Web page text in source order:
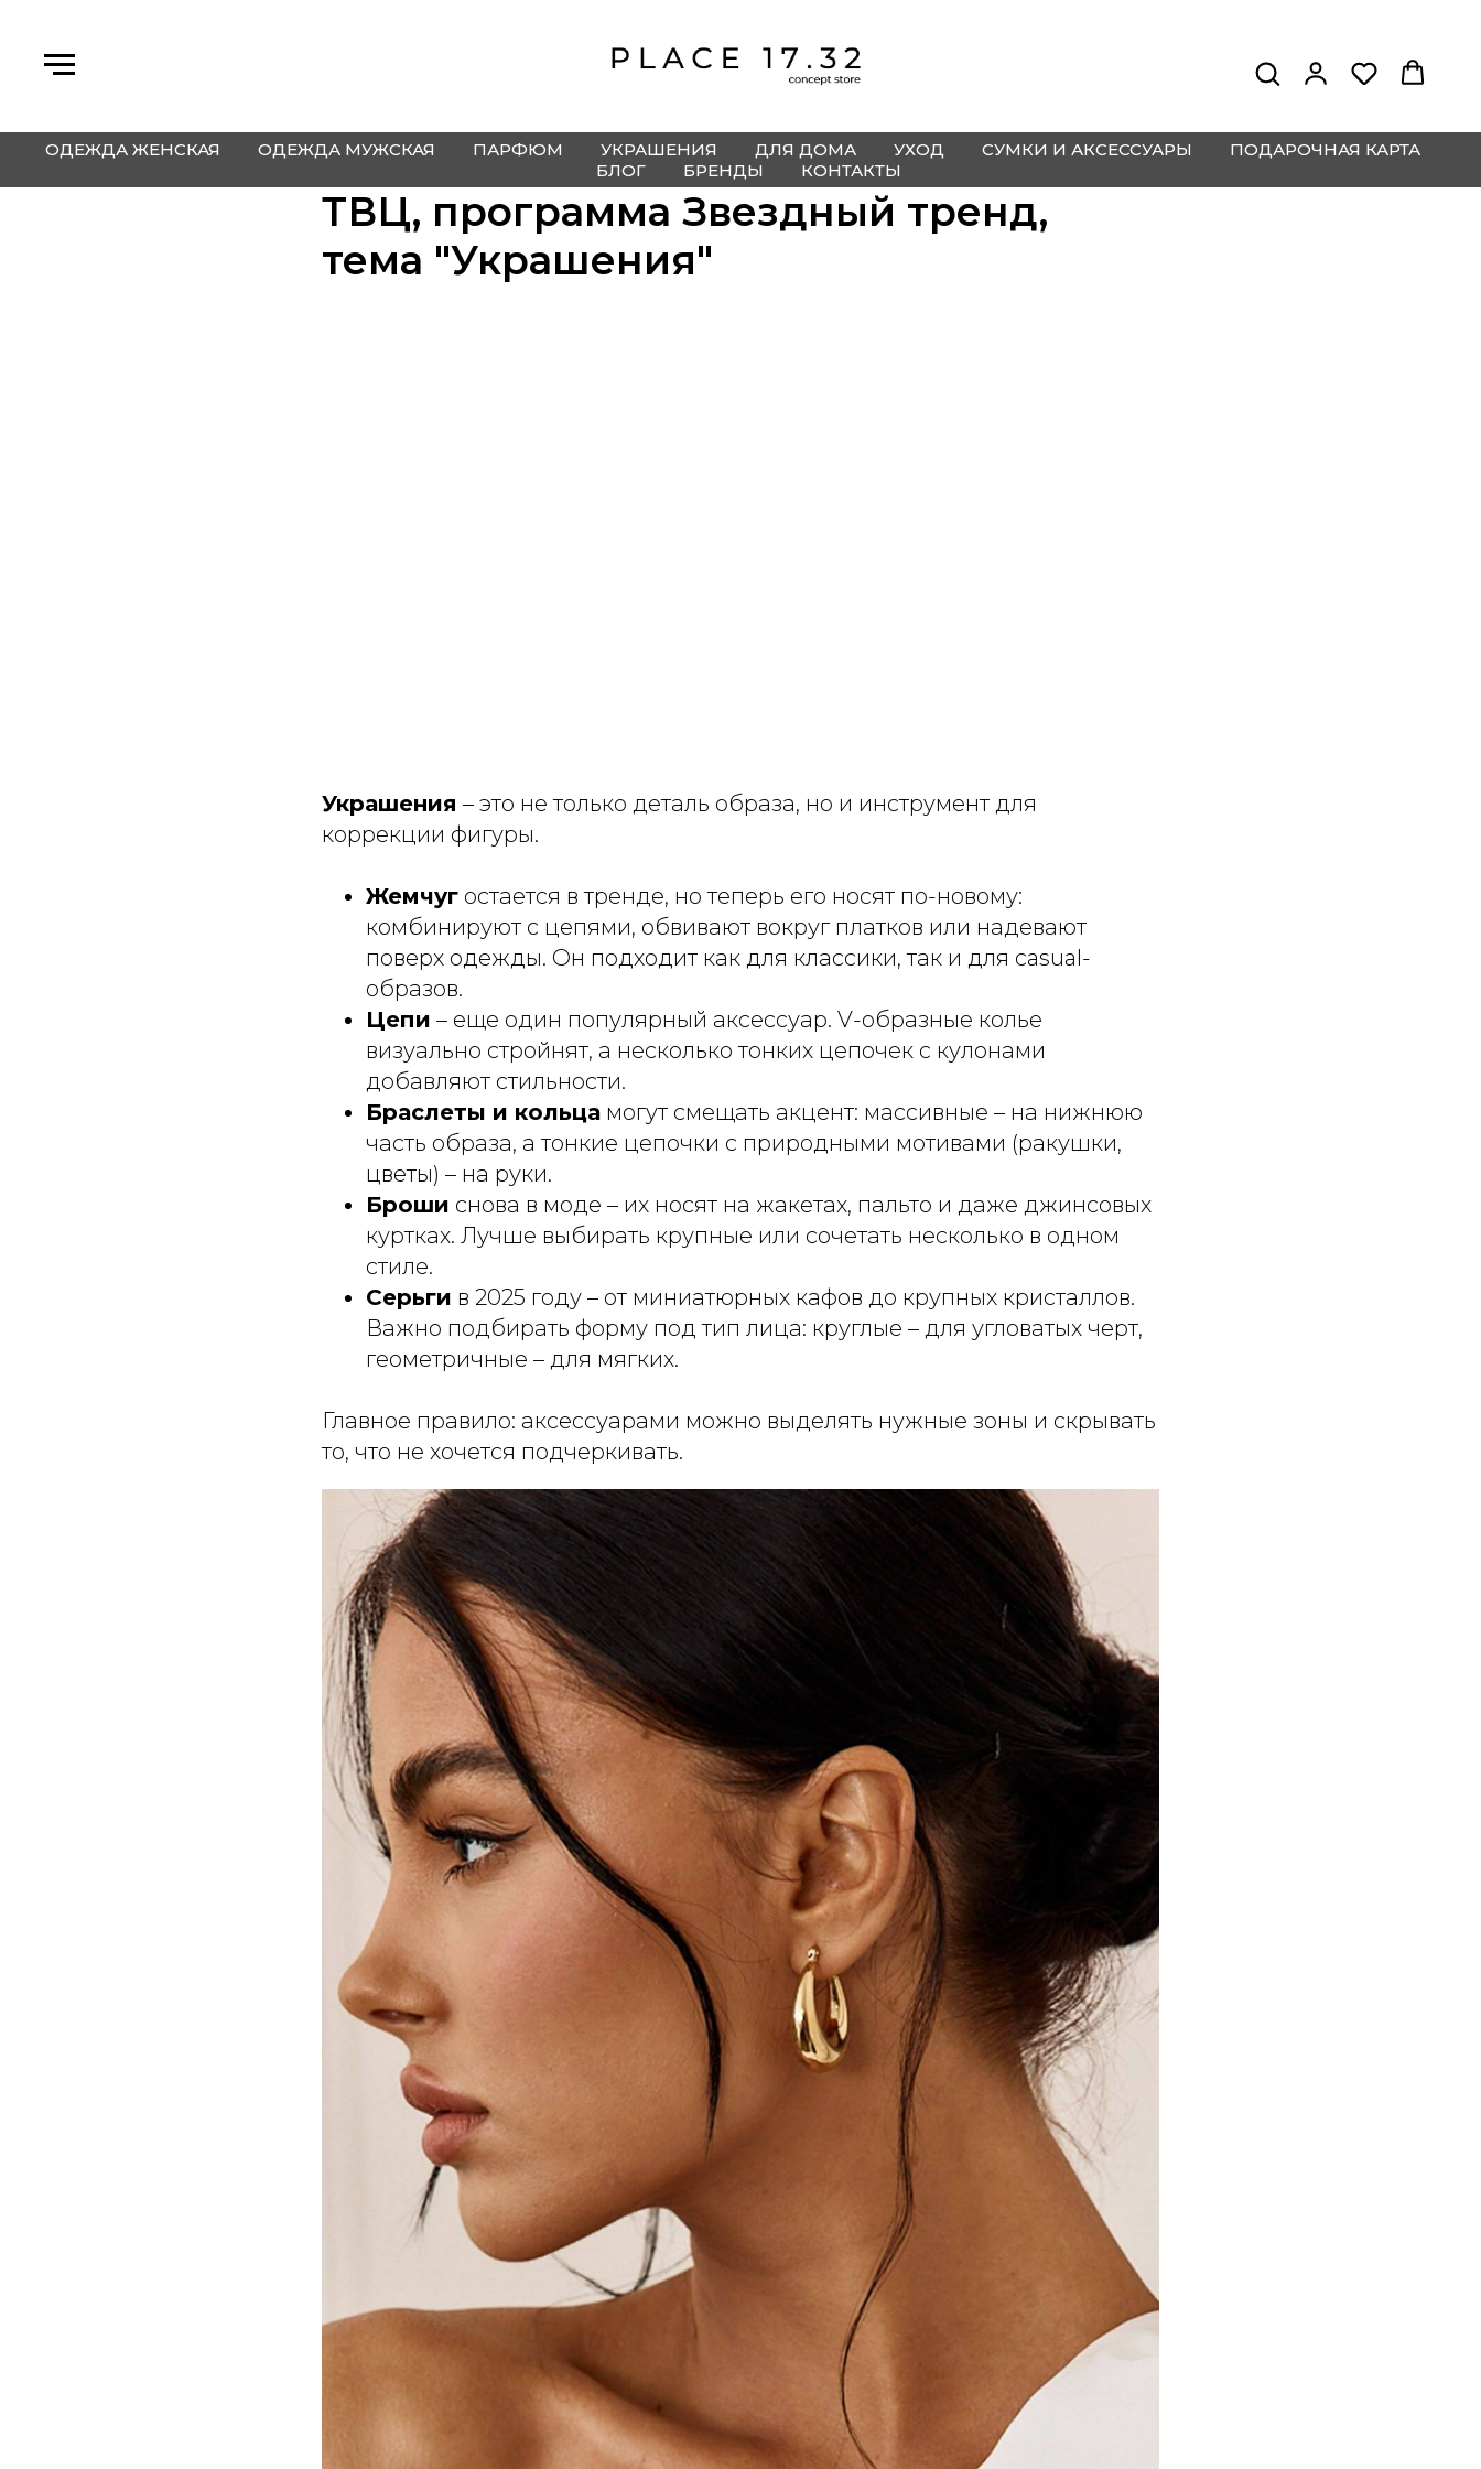
ОДЕЖДА ЖЕНСКАЯ ОДЕЖДА МУЖСКАЯ ПАРФЮМ УКРАШЕНИЯ ДЛЯ ДОМА УХОД СУМКИ И АКСЕССУАРЫ
ПОДАРОЧНАЯ КАРТА
БЛОГ
БРЕНДЫ КОНТАКТЫ
ТВЦ, программа Звездный тренд,
тема "Украшения"
Украшения – это не только деталь образа, но и инструмент для
коррекции фигуры.
Жемчуг остается в тренде, но теперь его носят по-новому:
комбинируют с цепями, обвивают вокруг платков или надевают
поверх одежды. Он подходит как для классики, так и для casual-
образов.
Цепи – еще один популярный аксессуар. V-образные колье
визуально стройнят, а несколько тонких цепочек с кулонами
добавляют стильности.
Браслеты и кольца могут смещать акцент: массивные – на нижнюю
часть образа, а тонкие цепочки с природными мотивами (ракушки,
цветы) – на руки.
Броши снова в моде – их носят на жакетах, пальто и даже джинсовых
куртках. Лучше выбирать крупные или сочетать несколько в одном
стиле.
Серьги в 2025 году – от миниатюрных кафов до крупных кристаллов.
Важно подбирать форму под тип лица: круглые – для угловатых черт,
геометричные – для мягких.
Главное правило: аксессуарами можно выделять нужные зоны и скрывать
то, что не хочется подчеркивать.